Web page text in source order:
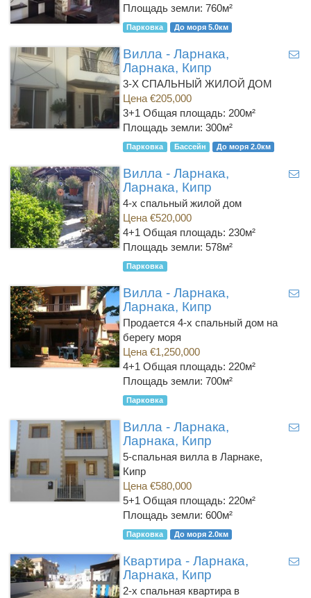
Площадь земли: 760м²
Парковка До моря 5.0км
Вилла - Ларнака,
Ларнака, Кипр
3-Х СПАЛЬНЫЙ ЖИЛОЙ ДОМ
Цена €205,000
3+1 Общая площадь: 200м²
Площадь земли: 300м²
Парковка Бассейн До моря 2.0км
Вилла - Ларнака,
Ларнака, Кипр
4-х спальный жилой дом
Цена €520,000
4+1 Общая площадь: 230м²
Площадь земли: 578м²
Парковка
Вилла - Ларнака,
Ларнака, Кипр
Продается 4-х спальный дом на
берегу моря
Цена €1,250,000
4+1 Общая площадь: 220м²
Площадь земли: 700м²
Парковка
Вилла - Ларнака,
Ларнака, Кипр
5-спальная вилла в Ларнаке,
Кипр
Цена €580,000
5+1 Общая площадь: 220м²
Площадь земли: 600м²
Парковка До моря 2.0км
Квартира - Ларнака,
Ларнака, Кипр
2-х спальная квартира в